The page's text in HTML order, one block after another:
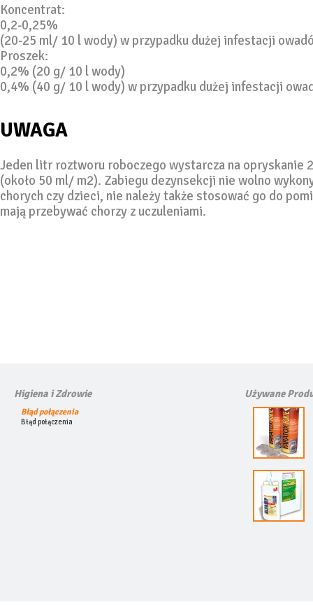
Koncentrat:
0,2-0,25%
(20-25 ml/ 10 l wody) w przypadku dużej infestacji
Proszek:
0,2% (20 g/ 10 l wody)
0,4% (40 g/ 10 l wody) w przypadku dużej infestacji
UWAGA
Jeden litr roztworu roboczego wystarcza na opryskanie
(około 50 ml/ m2). Zabiegu dezynsekcji nie wolno
chorych czy dzieci, nie należy także stosować go do
mają przebywać chorzy z uczuleniami.
Higiena i Zdrowie
Błąd połączenia
Błąd połączenia
Używane